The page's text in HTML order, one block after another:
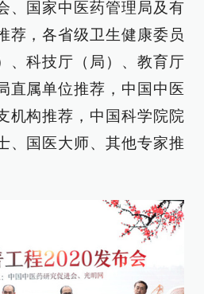
、国家中医药管理局及有
荐，各省级卫生健康委员
、科技厅（局）、教育厅
直属单位推荐，中国中医
机构推荐，中国科学院院
、国医大师、其他专家推